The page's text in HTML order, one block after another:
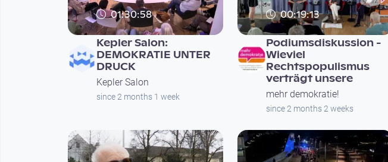
01:30:58
Kepler Salon:
DEMOKRATIE UNTER
DRUCK
Kepler Salon
since 2 months 1 week
00:19:13
Podiumsdiskussion -
Wieviel
Rechtspopulismus
verträgt unsere
mehr demokratie!
since 2 months 2 weeks